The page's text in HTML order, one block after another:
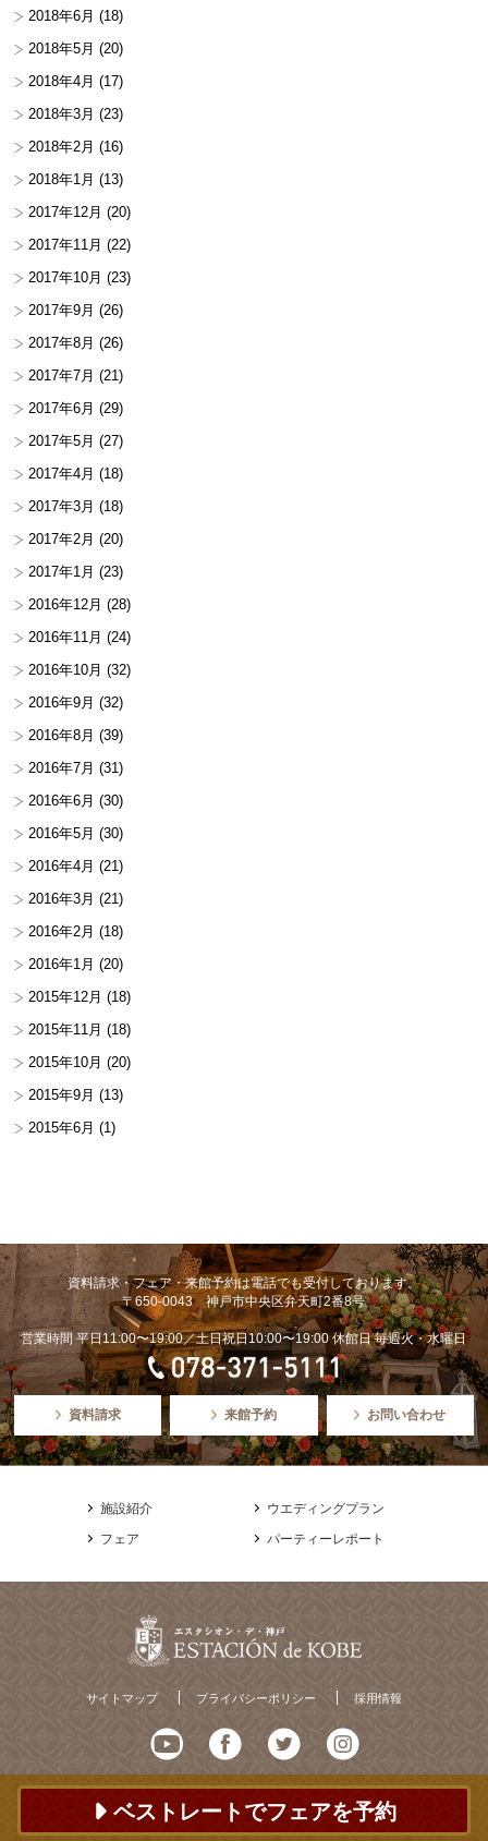
2018年6月 (18)
2018年5月 (20)
2018年4月 (17)
2018年3月 (23)
2018年2月 (16)
2018年1月 (13)
2017年12月 (20)
2017年11月 (22)
2017年10月 (23)
2017年9月 (26)
2017年8月 (26)
2017年7月 (21)
2017年6月 (29)
2017年5月 (27)
2017年4月 (18)
2017年3月 (18)
2017年2月 (20)
2017年1月 (23)
2016年12月 (28)
2016年11月 (24)
2016年10月 (32)
2016年9月 (32)
2016年8月 (39)
2016年7月 (31)
2016年6月 (30)
2016年5月 (30)
2016年4月 (21)
2016年3月 (21)
2016年2月 (18)
2016年1月 (20)
2015年12月 (18)
2015年11月 (18)
2015年10月 (20)
2015年9月 (13)
2015年6月 (1)
ベストレートでフェアを予約
資料請求・フェア・来館予約は電話でも受付しております。
〒650-0043 神戸市中央区弁天町2番8号
営業時間 平日11:00〜19:00／土日祝日10:00〜19:00 休館日 毎週火・水曜日
資料請求 来館予約 お問い合わせ
施設紹介
ウエディングプラン
フェア
パーティーレポート
サイトマップ プライバシーポリシー 採用情報
© ESTACION de KOBE All Rights Reserved.